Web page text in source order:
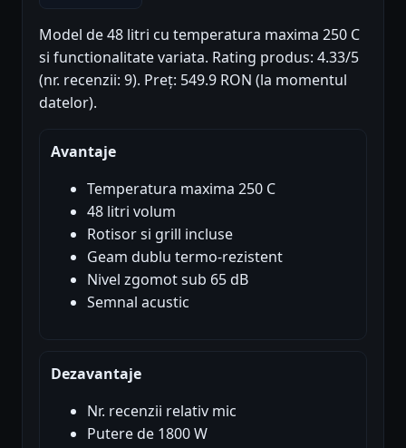
Model de 48 litri cu temperatura maxima 250 C
si functionalitate variata. Rating produs: 4.33/5
(nr. recenzii: 9). Preț: 549.9 RON (la momentul
datelor).
Avantaje
Temperatura maxima 250 C
48 litri volum
Rotisor si grill incluse
Geam dublu termo-rezistent
Nivel zgomot sub 65 dB
Semnal acustic
Dezavantaje
Nr. recenzii relativ mic
Putere de 1800 W